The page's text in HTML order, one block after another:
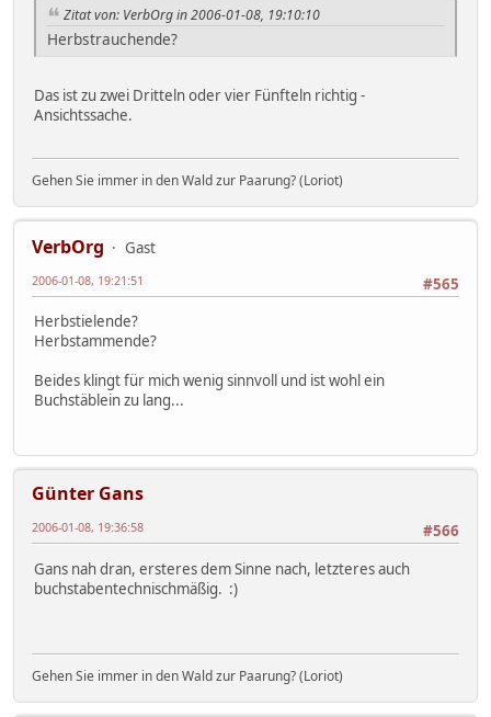
Zitat von: VerbOrg in 2006-01-08, 19:10:10
Herbstrauchende?
Das ist zu zwei Dritteln oder vier Fünfteln richtig -
Ansichtssache.
Gehen Sie immer in den Wald zur Paarung? (Loriot)
VerbOrg
Gast
#565
2006-01-08, 19:21:51
Herbstielende?
Herbstammende?
Beides klingt für mich wenig sinnvoll und ist wohl ein
Buchstäblein zu lang...
Günter Gans
#566
2006-01-08, 19:36:58
Gans nah dran, ersteres dem Sinne nach, letzteres auch
buchstabentechnischmäßig. :)
Gehen Sie immer in den Wald zur Paarung? (Loriot)